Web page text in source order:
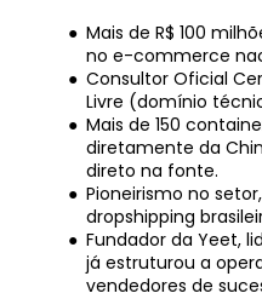
Mais de R$ 100
no e-commerce
Consultor Oficial
Livre (domínio
Mais de 150
diretamente da
direto na fonte.
Pioneirismo no
dropshipping
Fundador da Yeet,
já estruturou a
vendedores de